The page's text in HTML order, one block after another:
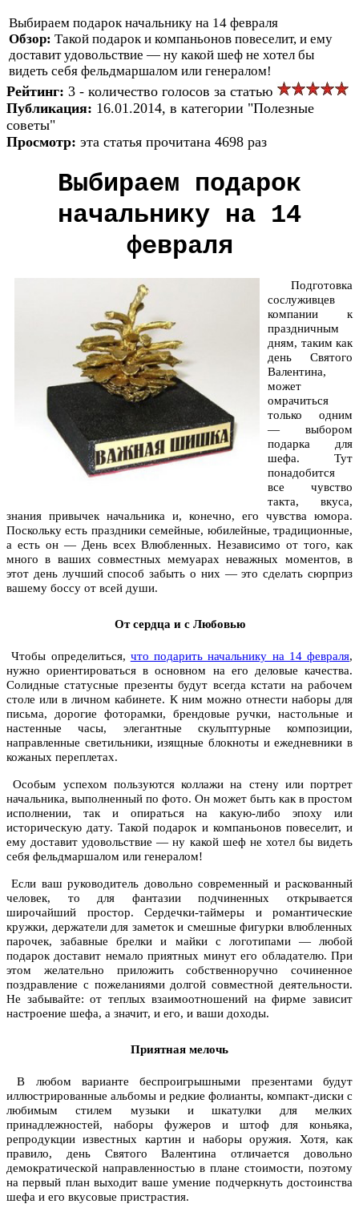
Выбираем подарок начальнику на 14 февраля
Обзор: Такой подарок и компаньонов повеселит, и ему
доставит удовольствие — ну какой шеф не хотел бы
видеть себя фельдмаршалом или генералом!
Рейтинг: 3 - количество голосов за статью
Публикация: 16.01.2014, в категории "Полезные
советы"
Просмотр: эта статья прочитана 4698 раз
Выбираем подарок
начальнику на 14
февраля
Подготовка
сослуживцев
компании к
праздничным
дням, таким как
день Святого
Валентина,
может
омрачиться
только одним
— выбором
подарка для
шефа. Тут
понадобится
все чувство
такта, вкуса,
знания привычек начальника и, конечно, его чувства юмора.
Поскольку есть праздники семейные, юбилейные, традиционные,
а есть он — День всех Влюбленных. Независимо от того, как
много в ваших совместных мемуарах неважных моментов, в
этот день лучший способ забыть о них — это сделать сюрприз
вашему боссу от всей души.
От сердца и с Любовью
Чтобы определиться, что подарить начальнику на 14 февраля,
нужно ориентироваться в основном на его деловые качества.
Солидные статусные презенты будут всегда кстати на рабочем
столе или в личном кабинете. К ним можно отнести наборы для
письма, дорогие фоторамки, брендовые ручки, настольные и
настенные часы, элегантные скульптурные композиции,
направленные светильники, изящные блокноты и ежедневники в
кожаных переплетах.
Особым успехом пользуются коллажи на стену или портрет
начальника, выполненный по фото. Он может быть как в простом
исполнении, так и опираться на какую-либо эпоху или
историческую дату. Такой подарок и компаньонов повеселит, и
ему доставит удовольствие — ну какой шеф не хотел бы видеть
себя фельдмаршалом или генералом!
Если ваш руководитель довольно современный и раскованный
человек, то для фантазии подчиненных открывается
широчайший простор. Сердечки-таймеры и романтические
кружки, держатели для заметок и смешные фигурки влюбленных
парочек, забавные брелки и майки с логотипами — любой
подарок доставит немало приятных минут его обладателю. При
этом желательно приложить собственноручно сочиненное
поздравление с пожеланиями долгой совместной деятельности.
Не забывайте: от теплых взаимоотношений на фирме зависит
настроение шефа, а значит, и его, и ваши доходы.
Приятная мелочь
В любом варианте беспроигрышными презентами будут
иллюстрированные альбомы и редкие фолианты, компакт-диски с
любимым стилем музыки и шкатулки для мелких
принадлежностей, наборы фужеров и штоф для коньяка,
репродукции известных картин и наборы оружия. Хотя, как
правило, день Святого Валентина отличается довольно
демократической направленностью в плане стоимости, поэтому
на первый план выходит ваше умение подчеркнуть достоинства
шефа и его вкусовые пристрастия.